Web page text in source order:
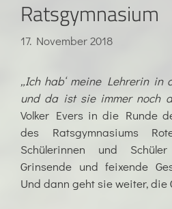
Ratsgymnasium
17. November 2018
„Ich hab‘ meine Lehrerin in
und da ist sie immer noch
Volker Evers in die Runde
des Ratsgymnasiums
Schülerinnen und
Grinsende und feixende
Und dann geht sie weiter, die